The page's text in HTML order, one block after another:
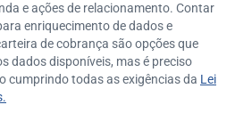
e ações de relacionamento. Contar
enriquecimento de dados e
de cobrança são opções que
dados disponíveis, mas é preciso
cumprindo todas as exigências da Lei